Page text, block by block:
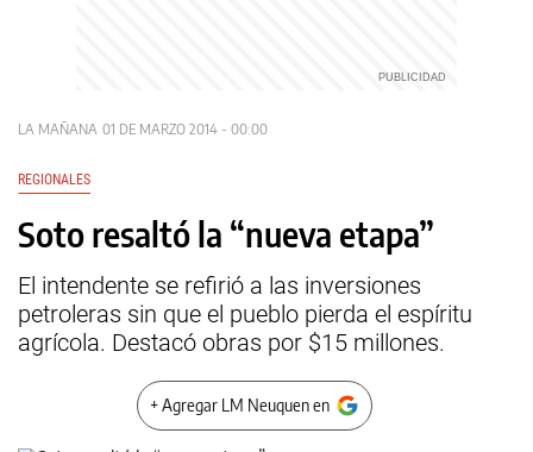
LA MAÑANA 01 DE MARZO 2014 - 00:00
REGIONALES
Soto resaltó la “nueva etapa”
El intendente se refirió a las inversiones
petroleras sin que el pueblo pierda el espíritu
agrícola. Destacó obras por $15 millones.
+ Agregar LM Neuquen en